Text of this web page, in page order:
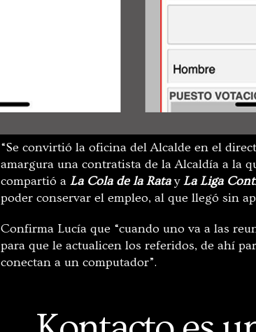
“Se convirtió la oficina del Alcalde en el
amargura una contratista de la Alcaldía a la
compartió a La Cola de la RatayLa Liga
poder conservar el empleo, al que llegó sin
Confirma Lucía que “cuando uno va a las
para que le actualicen los referidos, de ahí
conectan a un computador”.